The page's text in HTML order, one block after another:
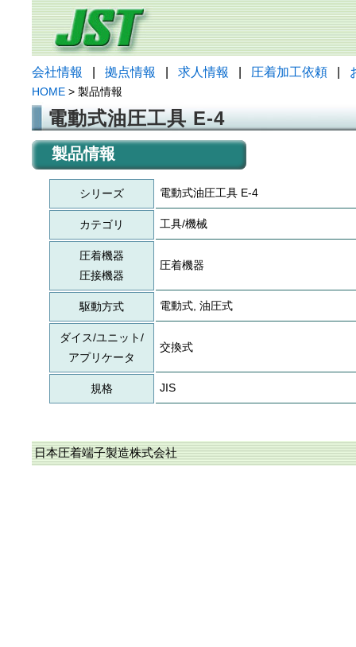
会社情報 拠点情報 求人情報 圧着加工依頼
HOME > 製品情報
電動式油圧工具 E-4
製品情報
シリーズ 電動式油圧工具 E-4
カテゴリ 工具/機械
圧着機器
圧接機器
圧着機器
駆動方式 電動式, 油圧式
ダイス/ユニット/
アプリケータ
交換式
規格 JIS
日本圧着端子製造株式会社